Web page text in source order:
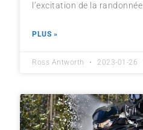
l’excitation de la randonnée.
PLUS »
Ross Antworth 2023-01-26